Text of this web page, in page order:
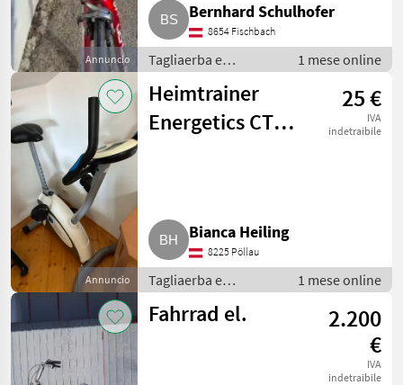
Annuncio
Bernhard Schulhofer
8654 Fischbach
Tagliaerba e
macchine da
giardinaggio /
Attrezzatura sportiva
1 mese online
Annuncio
Heimtrainer
Energetics CT
25 €
IVA
indetraibile
Bianca Heiling
8225 Pöllau
Tagliaerba e
macchine da
giardinaggio /
1 mese online
Fahrrad el.
2.200
€
IVA
indetraibile